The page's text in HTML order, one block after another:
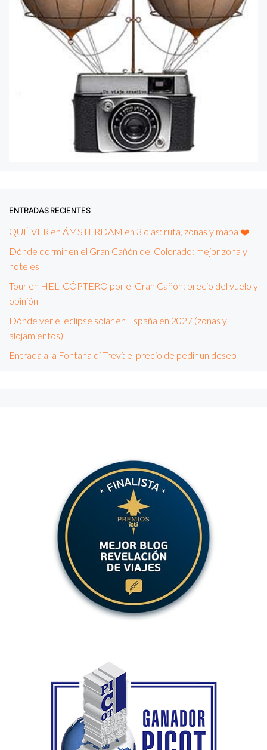
ENTRADAS RECIENTES
QUÉ VER en ÁMSTERDAM en 3 días: ruta, zonas y mapa ❤️
Dónde dormir en el Gran Cañón del Colorado: mejor zona y
hoteles
Tour en HELICÓPTERO por el Gran Cañón: precio del vuelo y
opinión
Dónde ver el eclipse solar en España en 2027 (zonas y
alojamientos)
Entrada a la Fontana di Trevi: el precio de pedir un deseo